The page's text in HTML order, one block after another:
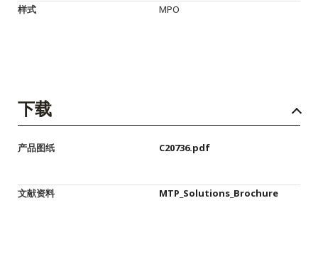
样式 MPO
下载
产品图纸 C20736.pdf
文献资料 MTP_Solutions_Brochure